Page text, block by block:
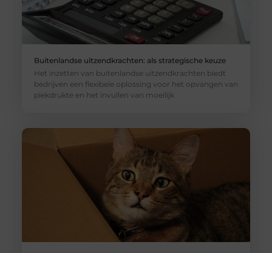
Buitenlandse uitzendkrachten: als strategische keuze
Het inzetten van buitenlandse uitzendkrachten biedt
bedrijven een flexibele oplossing voor het opvangen van
piekdrukte en het invullen van moeilijk